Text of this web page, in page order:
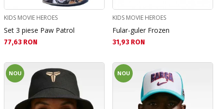
KIDS MOVIE HEROES
Set 3 piese Paw Patrol
Текуща цена:
77,63 RON
KIDS MOVIE HEROES
Fular-guler Frozen
Текуща цена:
31,93 RON
NOU NOU